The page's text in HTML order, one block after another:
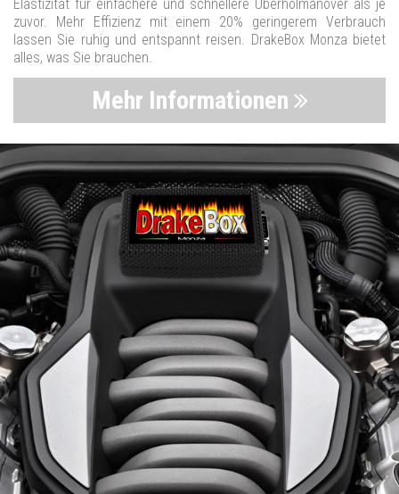
Elastizität für einfachere und schnellere Überholmanöver als je
zuvor. Mehr Effizienz mit einem 20% geringerem Verbrauch
lassen Sie ruhig und entspannt reisen. DrakeBox Monza bietet
alles, was Sie brauchen.
Mehr Informationen